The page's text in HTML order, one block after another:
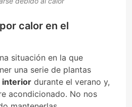
calor en el
situación en la que
una serie de plantas
interior durante el verano y,
acondicionado. No nos